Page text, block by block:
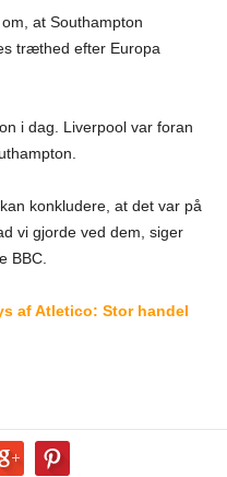
at Southampton
træthed efter Europa
i dag. Liverpool var foran
konkludere, at det var på
vi gjorde ved dem, siger
BBC.
af Atletico: Stor handel